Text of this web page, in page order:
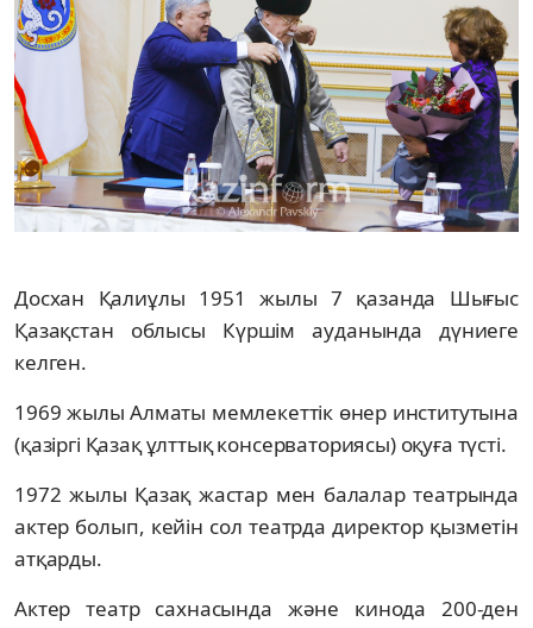
Досхан Қалиұлы 1951 жылы 7 қазанда Шығыс
Қазақстан облысы Күршім ауданында дүниеге
келген.
1969 жылы Алматы мемлекеттік өнер институтына
(қазіргі Қазақ ұлттық консерваториясы) оқуға түсті.
1972 жылы Қазақ жастар мен балалар театрында
актер болып, кейін сол театрда директор қызметін
атқарды.
Актер театр сахнасында және кинода 200-ден